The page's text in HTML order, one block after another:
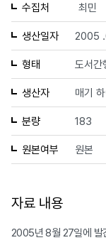
수집처 최민
생산일자 2005
형태 도서간
생산자 매기
분량 183
원본여부 원본
자료 내용
2005년 8월 27일에 발